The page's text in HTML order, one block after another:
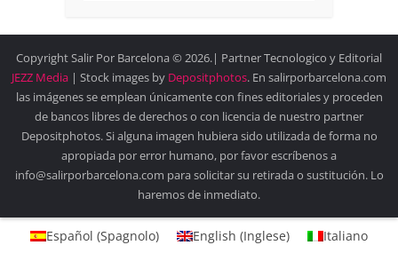
Copyright Salir Por Barcelona © 2026.| Partner Tecnologico y Editorial
JEZZ Media | Stock images by Depositphotos. En salirporbarcelona.com
las imágenes se emplean únicamente con fines editoriales y proceden
de bancos libres de derechos o con licencia de nuestro partner
Depositphotos. Si alguna imagen hubiera sido utilizada de forma no
apropiada por error humano, por favor escríbenos a
info@salirporbarcelona.com para solicitar su retirada o sustitución. Lo
haremos de inmediato.
Español (Spagnolo) English (Inglese)
Italiano